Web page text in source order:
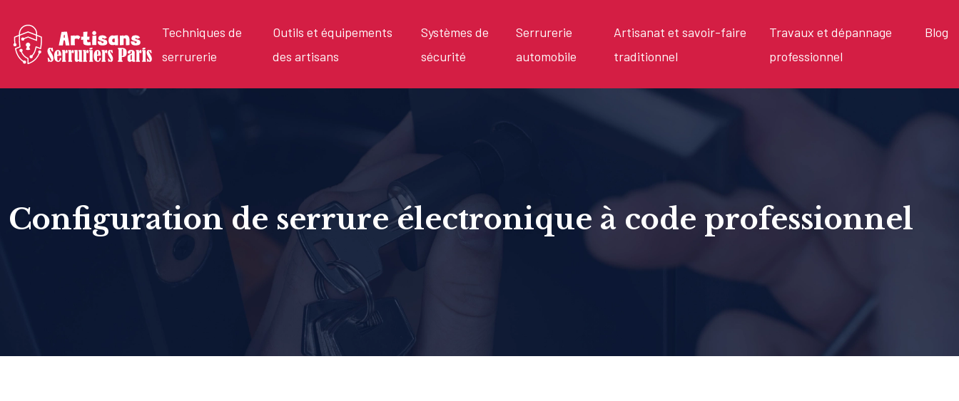
Techniques de
serrurerie
Outils et équipements
des artisans
Systèmes de
sécurité
Serrurerie
automobile
Artisanat et savoir-faire
traditionnel
Travaux et dépannage
professionnel
Blog
Configuration de serrure électronique à code professionnel